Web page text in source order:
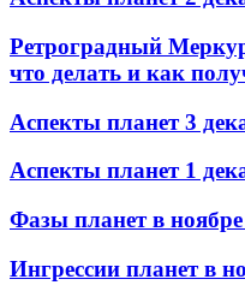
Ретроградный
что делать и как
Аспекты планет 3
Аспекты планет 1
Фазы планет в ноябре
Ингрессии планет в